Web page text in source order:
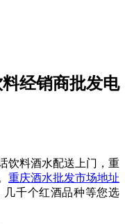
经销商批发电
饮料酒水配送上门，重
重庆酒水批发市场地址
千个红酒品种等您选